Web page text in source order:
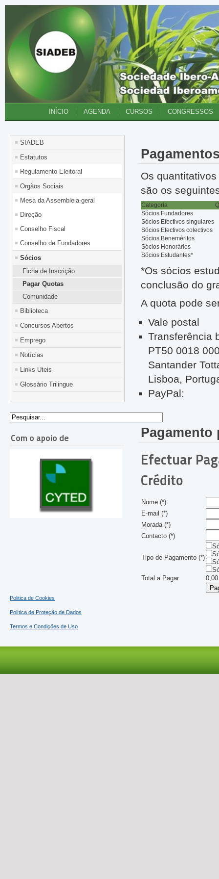
INÍCIO AGENDA CURSOS CONGRESSOS
SIADEB
Estatutos
Regulamento Eleitoral
Orgãos Sociais
Mesa da Assembleia-geral
Direção
Conselho Fiscal
Conselho de Fundadores
Sócios
Ficha de Inscrição
Pagar Quotas
Comunidade
Biblioteca
Concursos Abertos
Emprego
Notícias
Links Uteis
Glossário Trilingue
Com o apoio de
Politica de Cookies
Política de Proteção de Dados
Termos e Condições de Uso
Os
são os
Categoria
Sócios Fundadores
Sócios Efectivos singulares
Sócios Efectivos colectivos
Sócios Beneméritos
Sócios Honorários
Sócios Estudantes*
*Os sócios
conclusão do
A quota pode
Vale postal
Transferência
PT50 0018
Santander
Lisboa,
PayPal:
Pagamento
Efectuar
Crédito
Nome (*)
E-mail (*)
Morada (*)
Contacto (*)
Tipo de Pagamento (*)
Total a Pagar
0,00